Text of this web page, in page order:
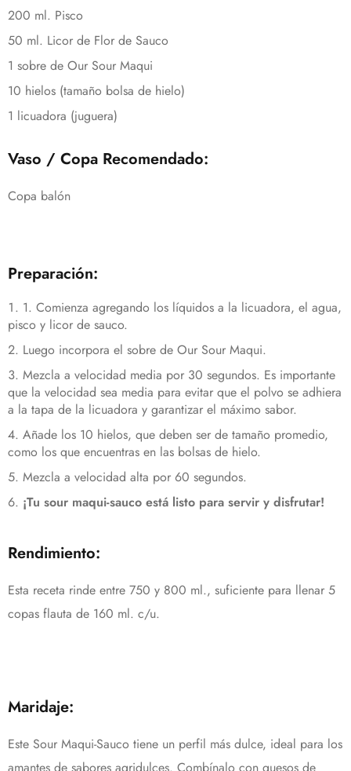
200 ml. Pisco
50 ml. Licor de Flor de Sauco
1 sobre de Our Sour Maqui
10 hielos (tamaño bolsa de hielo)
1 licuadora (juguera)
Vaso / Copa Recomendado:
Copa balón
Preparación:
1. Comienza agregando los líquidos a la licuadora, el agua,
pisco y licor de sauco.
Luego incorpora el sobre de Our Sour Maqui.
Mezcla a velocidad media por 30 segundos. Es importante
que la velocidad sea media para evitar que el polvo se adhiera
a la tapa de la licuadora y garantizar el máximo sabor.
Añade los 10 hielos, que deben ser de tamaño promedio,
como los que encuentras en las bolsas de hielo.
Mezcla a velocidad alta por 60 segundos.
¡Tu sour maqui-sauco está listo para servir y disfrutar!
Rendimiento:
Esta receta rinde entre 750 y 800 ml., suficiente para llenar 5
copas flauta de 160 ml. c/u.
Maridaje:
Este Sour Maqui-Sauco tiene un perfil más dulce, ideal para los
amantes de sabores agridulces. Combínalo con quesos de